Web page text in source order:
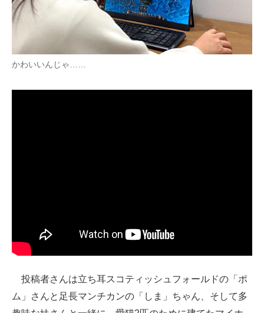
経営リーダーのコミュニティ
マーケ×ITの今がよく分かる
ITエンジニア向け専門サイト
エネルギーの専門メディア
ちょっと気になるネットの話題
かわいいんじゃ……
投稿者さんは立ち耳スコティッシュフォールドの「ポ
ム」さんと足長マンチカンの「しま」ちゃん、そして多